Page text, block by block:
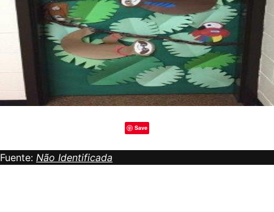
Save
Fuente: Não Identificada